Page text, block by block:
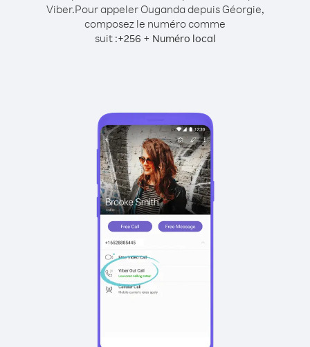
Viber.Pour appeler Ouganda depuis Géorgie,
composez le numéro comme
suit :+256 + Numéro local